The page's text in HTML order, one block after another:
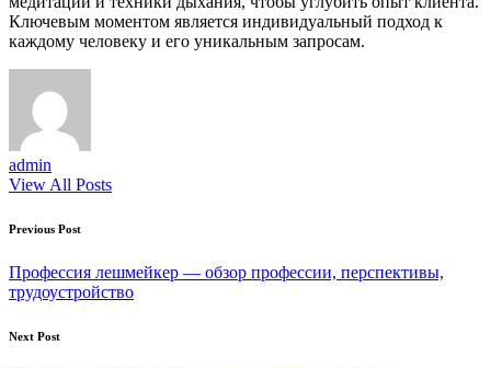
Ключевым моментом является индивидуальный подход к
каждому человеку и его уникальным запросам.
admin
View All Posts
Post
navigation
Previous Post
Профессия лешмейкер — обзор профессии, перспективы,
трудоустройство
Next Post